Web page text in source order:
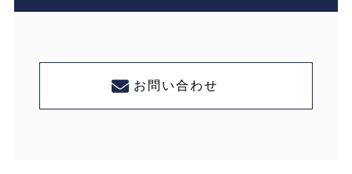
お問い合わせ